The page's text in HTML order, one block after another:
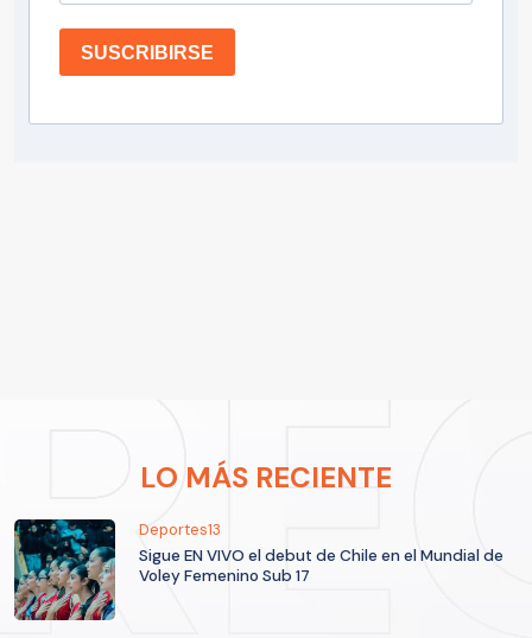
SUSCRIBIRSE
LO MÁS RECIENTE
Deportes13
Sigue EN VIVO el debut de Chile en el Mundial de
Voley Femenino Sub 17